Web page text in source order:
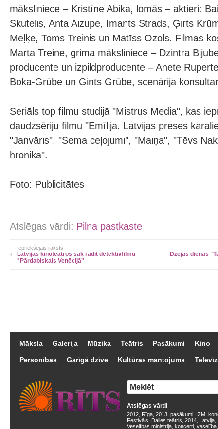
māksliniece – Kristīne Abika, lomās – aktieri:
Skutelis, Anta Aizupe, Imants Strads, Ģirts
Meļķe, Toms Treinis un Matīss Ozols. Filmas
Marta Treine, grima māksliniece – Dzintra
producente un izpildproducente – Anete
Boka-Grūbe un Gints Grūbe, scenārija
Seriāls top filmu studijā "Mistrus Media", kas
daudzsēriju filmu "Emīlija. Latvijas preses
"Janvāris", "Sema ceļojumi", "Maiņa", "Tēvs
hronika".
Foto: Publicitātes
Atslēgas vārdi: Pilna pastkaste
Iepriekšējais raksts
Latvijas kinoteātros sāk rādīt detektīvfilmu
"Pārdabiskais Venēcijā"
Dzejas dienās
Māksla Galerija Mūzika Teātris Pasākumi Kino
Personības Garīgā dzīve Kultūras mantojums
Atslēgas vārdi
2012 Rīga 2013 pasākumi IZM
Festivāls
Dailes teātris 2014 Latvija
Veselības ministrija koncerti veselība